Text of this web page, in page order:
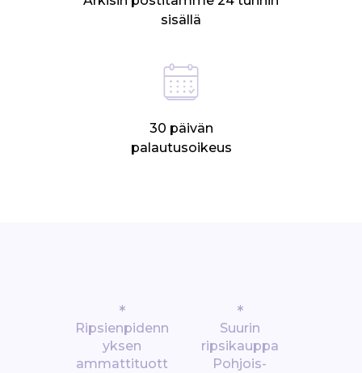
sisällä
30 päivän
palautusoikeus
*
Ripsienpidenn
yksen
ammattituott
*
Suurin
ripsikauppa
Pohjois-